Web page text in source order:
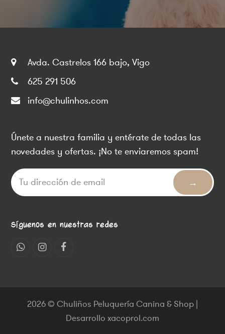
Avda. Castrelos 166 bajo, Vigo
625 291 506
info@chulinhos.com
Únete a nuestra familia y entérate de todas las
novedades y ofertas. ¡No te enviaremos spam!
Síguenos en nuestras redes
Whatsapp
InstagramFacebook
2026 © Chuliños Peluquería Canina & Shop |
Desarrollo xacoprol.com